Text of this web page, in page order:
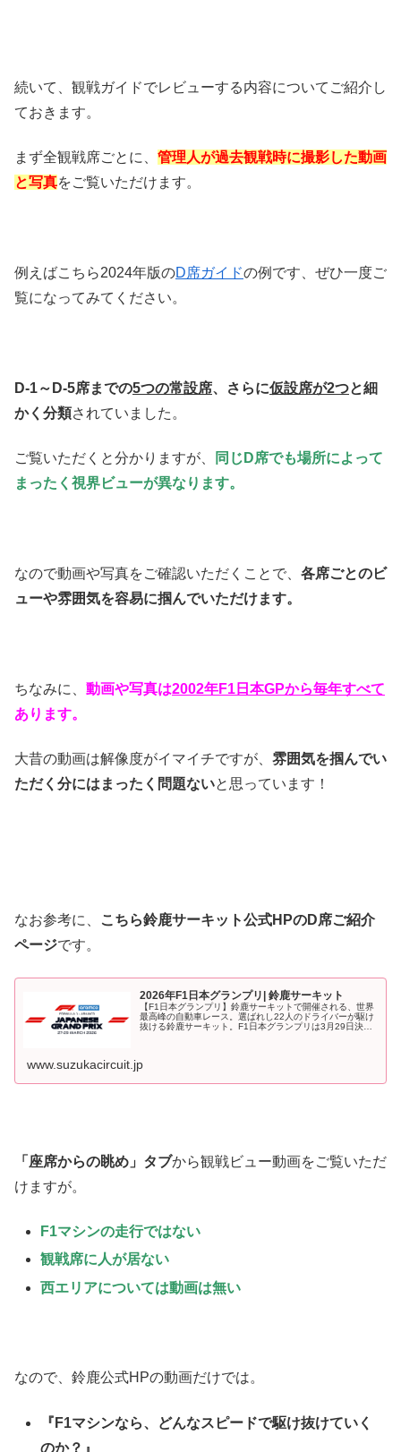
続いて、観戦ガイドでレビューする内容についてご紹介し
ておきます。
まず全観戦席ごとに、 管理人が過去観戦時に撮影した動画
と写真をご覧いただけます。
例えばこちら2024年版のD席ガイドの例です、ぜひ一度ご
覧になってみてください。
D-1～D-5席までの5つの常設席、さらに仮設席が2つと細
かく分類されていました。
ご覧いただくと分かりますが、
同じD席でも場所によって
まったく視界ビューが異なります。
なので動画や写真をご確認いただくことで、 各席ごとのビ
ューや雰囲気を容易に掴んでいただけます。
ちなみに、 動画や写真は2002年F1日本GPから毎年すべて
あります。
大昔の動画は解像度がイマイチですが、 雰囲気を掴んでい
ただく分にはまったく問題ないと思っています！
なお参考に、
こちら鈴鹿サーキット公式HPのD席ご紹介
ページです。
2026年F1日本グランプリ| 鈴鹿サーキット
【F1日本グランプリ】鈴鹿サーキットで開催される、世界
最高峰の自動車レース。選ばれし22人のドライバーが駆け
抜ける鈴鹿サーキット。F1日本グランプリは3月29日決
www.suzukacircuit.jp
「座席からの眺め」タブから観戦ビュー動画をご覧いただ
けますが。
F1マシンの走行ではない
観戦席に人が居ない
西エリアについては動画は無い
なので、鈴鹿公式HPの動画だけでは。
『F1マシンなら、どんなスピードで駆け抜けていく
のか？』